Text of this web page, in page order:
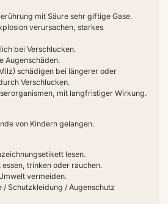
mit Säure sehr giftige Gase.
verursachen, starkes
bei Verschlucken.
Augenschäden.
schädigen bei längerer oder
Verschlucken.
mit langfristiger Wirkung.
von Kindern gelangen.
lesen.
trinken oder rauchen.
vermeiden.
/ Schutzkleidung / Augenschutz